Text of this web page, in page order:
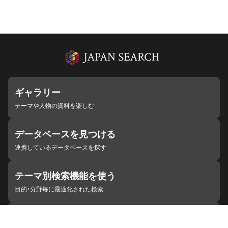
ギャラリー
テーマや人物の資料を楽しむ
データベースを見つける
連携しているデータベースを探す
テーマ別検索機能を使う
目的・分野毎に最適化された検索